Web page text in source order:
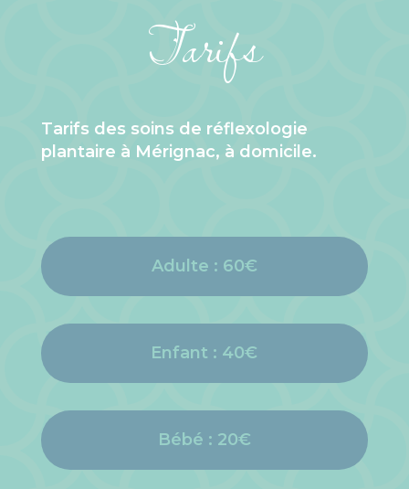
Tarifs
Tarifs des soins de réflexologie
plantaire à Mérignac, à domicile.
Adulte : 60€
Enfant : 40€
Bébé : 20€